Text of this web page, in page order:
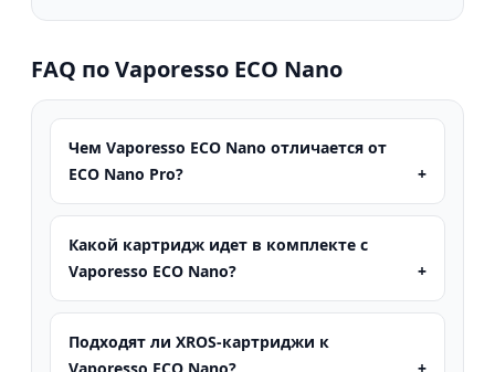
FAQ по Vaporesso ECO Nano
Чем Vaporesso ECO Nano отличается от
ECO Nano Pro?
Какой картридж идет в комплекте с
Vaporesso ECO Nano?
Подходят ли XROS-картриджи к
Vaporesso ECO Nano?